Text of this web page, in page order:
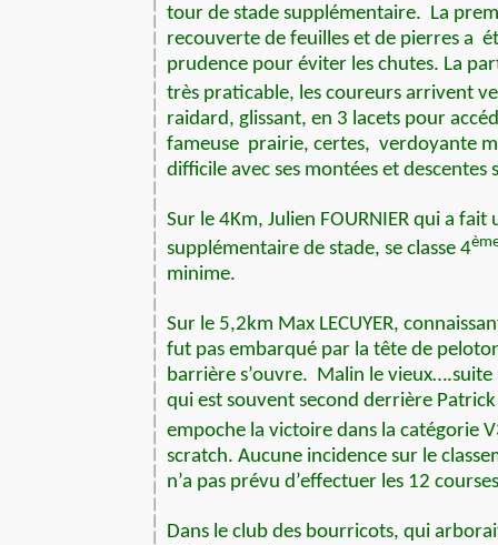
tour de stade supplémentaire. La
recouverte de feuilles et de pierres a
prudence pour éviter les chutes. La
très praticable, les coureurs arrivent
raidard, glissant, en 3 lacets pour
fameuse prairie, certes, verdoyante
difficile avec ses montées et descentes
Sur le 4Km, Julien FOURNIER qui a fait
supplémentaire de stade, se classe 4
minime.
Sur le 5,2km Max LECUYER,
fut pas embarqué par la tête de
barrière s’ouvre. Malin le vieux….suite
qui est souvent second derrière Patrick
empoche la victoire dans la catégorie
scratch. Aucune incidence sur le
n’a pas prévu d’effectuer les 12
Dans le club des bourricots, qui